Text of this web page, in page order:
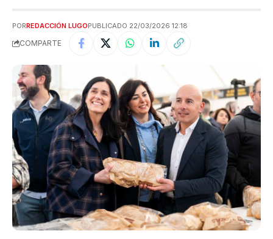
PORREDACCIÓN LUGOPUBLICADO 22/03/2026 12:18
COMPARTE